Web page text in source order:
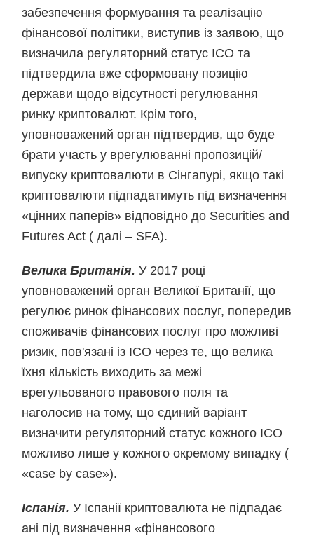
забезпечення формування та реалізацію
фінансової політики, виступив із заявою, що
визначила регуляторний статус ICO та
підтвердила вже сформовану позицію
держави щодо відсутності регулювання
ринку криптовалют. Крім того,
уповноважений орган підтвердив, що буде
брати участь у врегулюванні пропозицій/
випуску криптовалюти в Сінгапурі, якщо такі
криптовалюти підпадатимуть під визначення
«цінних паперів» відповідно до Securities and
Futures Act ( далі – SFA).
Велика Британія.У 2017 році
уповноважений орган Великої Британії, що
регулює ринок фінансових послуг, попередив
споживачів фінансових послуг про можливі
ризик, пов'язані із ICO через те, що велика
їхня кількість виходить за межі
врегульованого правового поля та
наголосив на тому, що єдиний варіант
визначити регуляторний статус кожного ICO
можливо лише у кожного окремому випадку (
«case by case»).
Іспанія.У Іспанії криптовалюта не підпадає
ані під визначення «фінансового